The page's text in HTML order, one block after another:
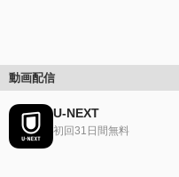
動画配信
U-NEXT
初回31日間無料